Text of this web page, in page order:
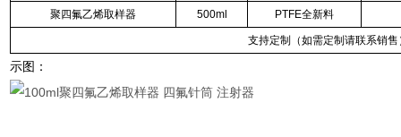
聚四氟乙烯取样器 500ml PTFE全新料
支持定制（如需定制请联系销售
示图：